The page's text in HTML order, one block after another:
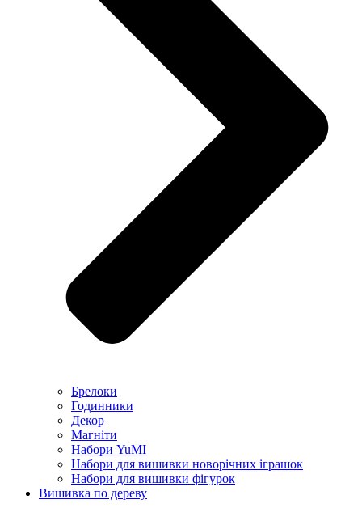
Брелоки
Годинники
Декор
Магніти
Набори YuMI
Набори для вишивки новорічних іграшок
Набори для вишивки фігурок
Вишивка по дереву